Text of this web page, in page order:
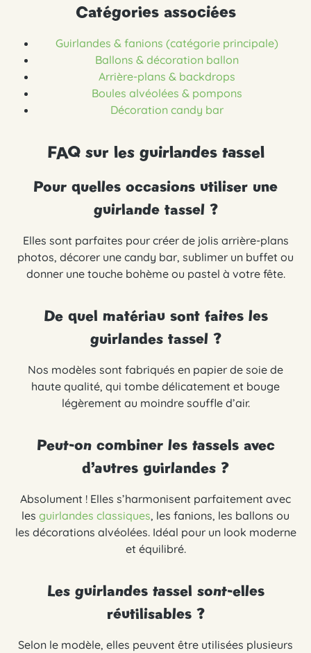
Catégories associées
Guirlandes & fanions (catégorie principale)
Ballons & décoration ballon
Arrière-plans & backdrops
Boules alvéolées & pompons
Décoration candy bar
FAQ sur les guirlandes tassel
Pour quelles occasions utiliser une
guirlande tassel ?
Elles sont parfaites pour créer de jolis arrière-plans
photos, décorer une candy bar, sublimer un buffet ou
donner une touche bohème ou pastel à votre fête.
De quel matériau sont faites les
guirlandes tassel ?
Nos modèles sont fabriqués en papier de soie de
haute qualité, qui tombe délicatement et bouge
légèrement au moindre souffle d’air.
Peut-on combiner les tassels avec
d’autres guirlandes ?
Absolument ! Elles s’harmonisent parfaitement avec
les guirlandes classiques, les fanions, les ballons ou
les décorations alvéolées. Idéal pour un look moderne
et équilibré.
Les guirlandes tassel sont-elles
réutilisables ?
Selon le modèle, elles peuvent être utilisées plusieurs